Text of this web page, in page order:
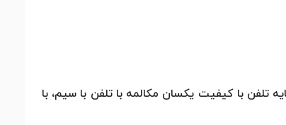
تلفن با کیفیت یکسان مکالمه با تلفن با سیم، با